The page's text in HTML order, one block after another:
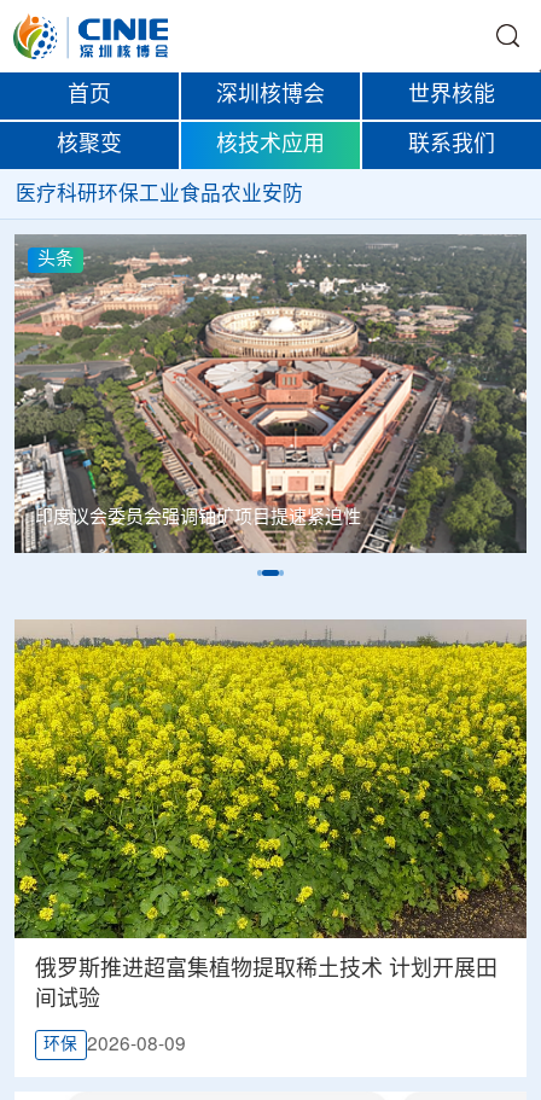
首页 深圳核博会 世界核能
核聚变 核技术应用 联系我们
医疗科研环保工业食品农业安防
紧迫性
头条
中核辐智正式设立 中国同辐持股
俄罗斯推进超富集植物提取稀土技术 计划开展田
间试验
环保 2026-08-09